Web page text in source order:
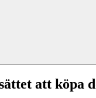
att köpa